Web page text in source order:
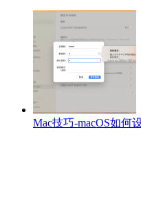
Mac技巧-macOS如何